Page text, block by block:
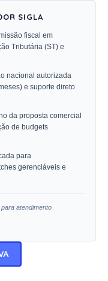
SIGLA
fiscal em
Tributária (ST) e
nacional autorizada
e suporte direto
da proposta comercial
de budgets
para
gerenciáveis e
atendimento